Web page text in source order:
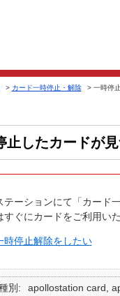
> カード一時停止・解除 > 一時停
止したカードが
テーションにて「カード
すぐにカードをご利用いた
時停止解除をしたい
別
apollostation card,